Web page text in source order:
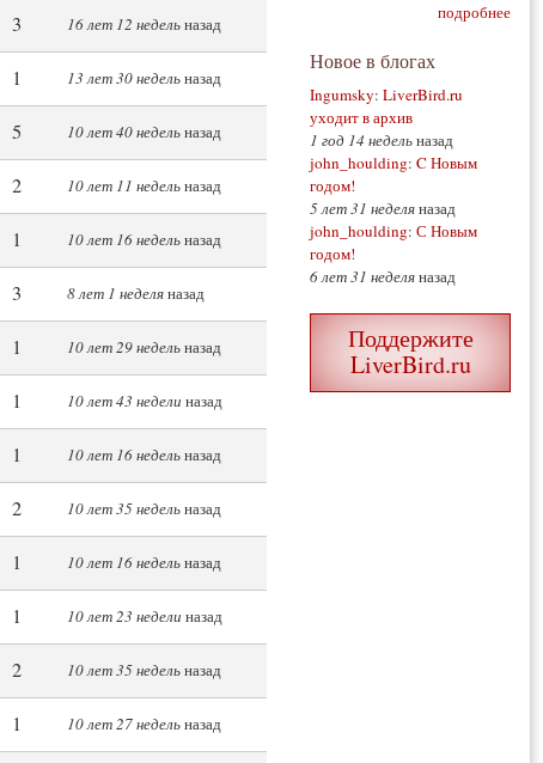
3 16 лет 12 недельназад
1 13 лет 30 недельназад
5 10 лет 40 недельназад
2 10 лет 11 недельназад
1 10 лет 16 недельназад
3 8 лет 1 неделяназад
1 10 лет 29 недельназад
1 10 лет 43 недели назад
1 10 лет 16 недельназад
2 10 лет 35 недельназад
1 10 лет 16 недельназад
1 10 лет 23 недели назад
2 10 лет 35 недельназад
1 10 лет 27 недельназад
подробнее
Новое в блогах
Ingumsky: LiverBird.ru
уходит в архив
1 год 14 недельназад
john_houlding: C Новым
годом!
5 лет 31 неделяназад
john_houlding: С Новым
годом!
6 лет 31 неделяназад
Поддержите
LiverBird.ru